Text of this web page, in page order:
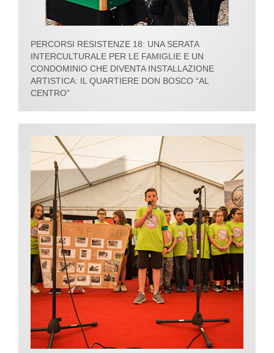
PERCORSI RESISTENZE 18: UNA SERATA
INTERCULTURALE PER LE FAMIGLIE E UN
CONDOMINIO CHE DIVENTA INSTALLAZIONE
ARTISTICA: IL QUARTIERE DON BOSCO “AL
CENTRO”